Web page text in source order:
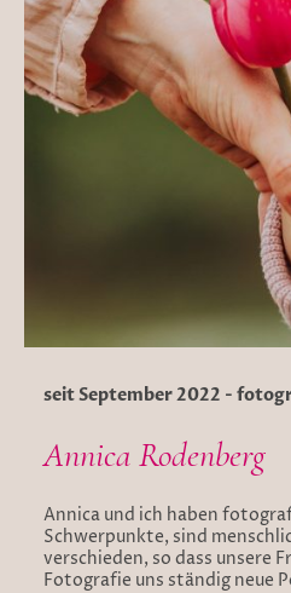
seit September 2022 -
Annica Rodenberg
Annica und ich haben
Schwerpunkte, sind
verschieden, so dass unsere
Fotografie uns ständig neue